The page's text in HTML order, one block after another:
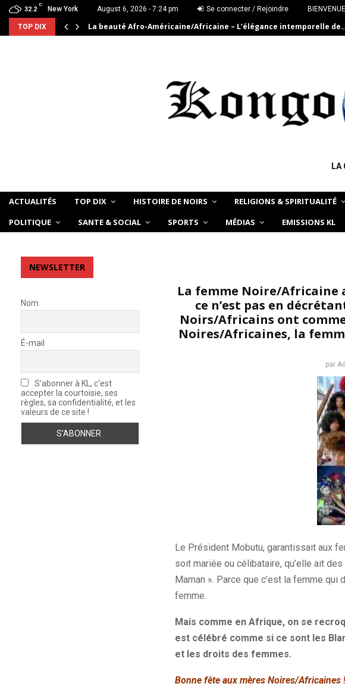
32.2
C
New York August 6, 2026 - 7:24 pm Se connecter / Rejoindre
TOP DIX La beauté Afro-Américaine/Africaine – L’élégance intemporelle
LA
ACTUALITÉS TOP DIX HISTOIRE DE NOIRS RELIGIONS & SPIRITUALITÉ
POLITIQUE
SANTE & SOCIAL SPORTS MÉDIAS EMISSIONS KL
La femme Noire/Africaine
ce n’est pas en
Noirs/Africains ont
Noires/Africaines, la
par
Le Président Mobutu, garantissait aux
soit mariée ou célibataire, qu’elle ait
Maman ». Parce que c’est la femme qui
femme.
Mais comme en Afrique, on se
est célébré comme si ce sont les
et les droits des femmes.
Bonne fête aux mères Noires/Africaines !
NEWSLETTER
Nom
É-mail
S'abonner à KL, c'est
accepter la courtoisie, ses
règles, sa confidentialité, et les
valeurs de ce site !